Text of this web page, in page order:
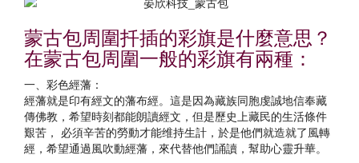
蒙古包周圍扦插的彩旗是什麼意思？
在蒙古包周圍一般的彩旗有兩種：
一、彩色經藩：
經藩就是印有經文的藩布經。這是因為藏族同胞虔誠地信奉藏
傳佛教，希望時刻都能朗讀經文，但是歷史上藏民的生活條件
艱苦， 必須辛苦的勞動才能维持生計，於是他們就造就了風轉
經，希望通過風吹動經藩，來代替他們誦讀，幫助心靈升華。